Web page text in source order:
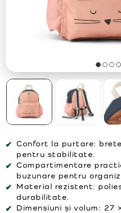
Confort la purtare:
pentru stabilitate.
Compartimentare
buzunare pentru
Material rezistent:
durabilitate.
Dimensiuni și volum: 27